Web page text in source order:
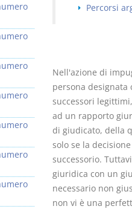
Percorsi
Nell'azione di
persona designata
successori
ad un rapporto
di giudicato, della
solo se la
successorio.
giuridica con un
necessario non
non vi è una
Uso e
ebook
€ 4,19
incl.)